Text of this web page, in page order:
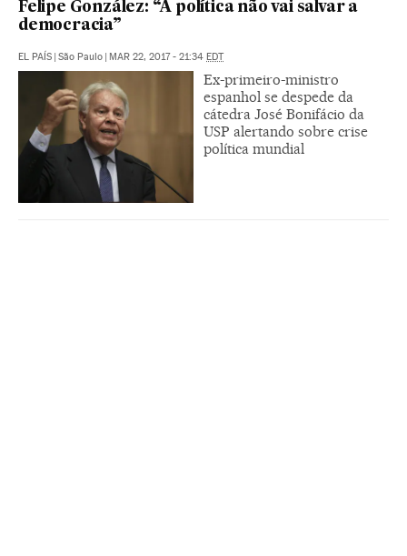
Felipe González: “A política não vai salvar a
democracia”
EL PAÍS São Paulo MAR 22, 2017 - 21:34 EDT
Ex-primeiro-ministro
espanhol se despede da
cátedra José Bonifácio da
USP alertando sobre crise
política mundial